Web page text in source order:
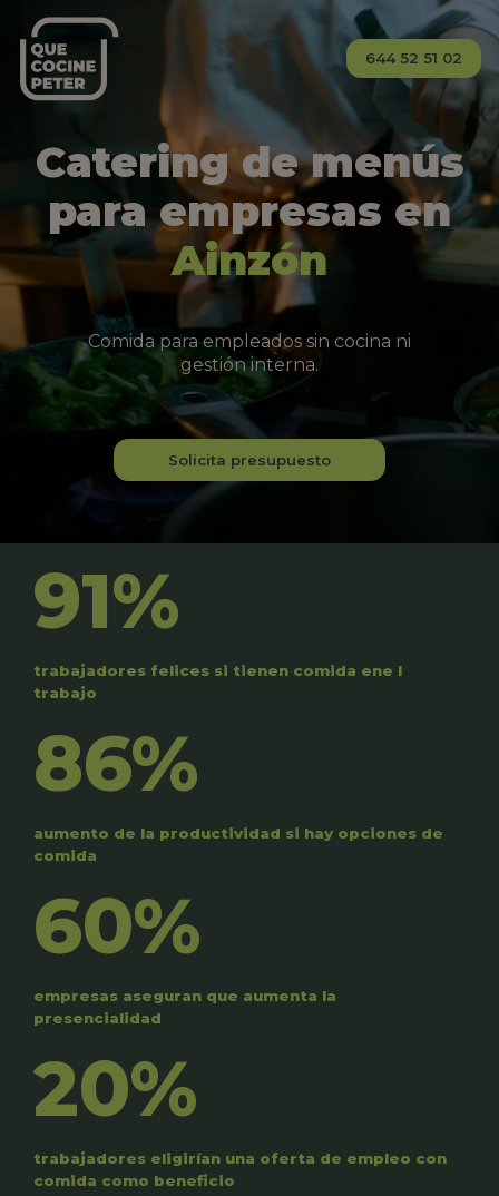
644 52 51 02
Catering de menús
para empresas en
Ainzón
Comida para empleados sin cocina ni
gestión interna.
Solicita presupuesto
91%
trabajadores felices si tienen comida ene l
trabajo
86%
aumento de la productividad si hay opciones de
comida
60%
empresas aseguran que aumenta la
presencialidad
20%
trabajadores eligirían una oferta de empleo con
comida como beneficio